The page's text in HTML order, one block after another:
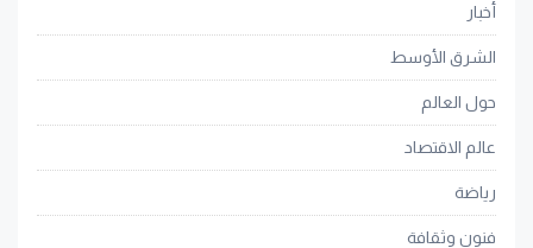
أخبار
الشرق الأوسط
حول العالم
عالم الاقتصاد
رياضة
فنون وثقافة